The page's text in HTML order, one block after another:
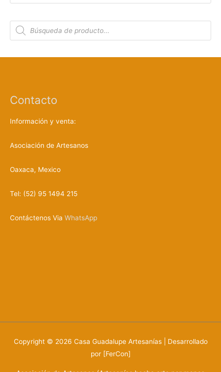
B
q
o
d
c
t
Contacto
Información y venta:
Asociación de Artesanos
Oaxaca, Mexico
Tel: (52) 95 1494 215
Contáctenos Via WhatsApp
Copyright © 2026 Casa Guadalupe Artesanías| Desarrollado
por [FerCon]